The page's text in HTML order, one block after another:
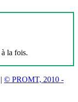
la fois.
| © PROMT, 2010 -